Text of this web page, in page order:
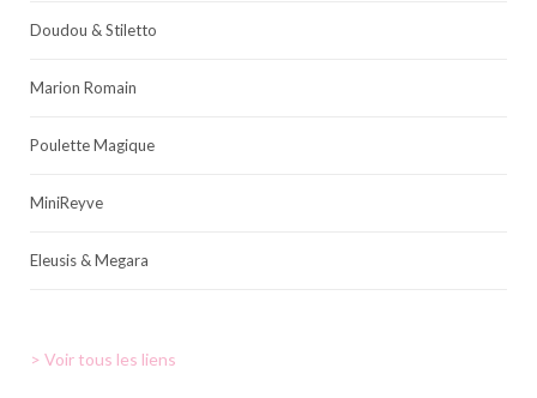
Doudou & Stiletto
Marion Romain
Poulette Magique
MiniReyve
Eleusis & Megara
> Voir tous les liens